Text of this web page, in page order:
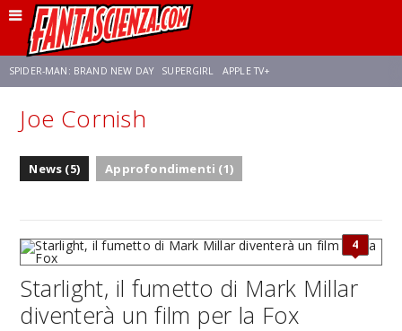
SPIDER-MAN: BRAND NEW DAY SUPERGIRL APPLE TV+
FRANCO RICCIARDIELLO ZENDAYA
Joe Cornish
News (5) Approfondimenti (1)
4
Starlight, il fumetto di Mark Millar
diventerà un film per la Fox